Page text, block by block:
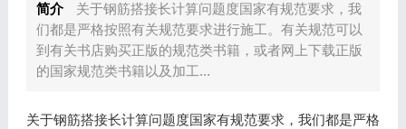
简介
关于钢筋搭接长计算问题度国家有规范要求，我
们都是严格按照有关规范要求进行施工。有关规范可以
到有关书店购买正版的规范类书籍，或者网上下载正版
的国家规范类书籍以及加工...
关于钢筋搭接长计算问题度国家有规范要求，我们都是严格